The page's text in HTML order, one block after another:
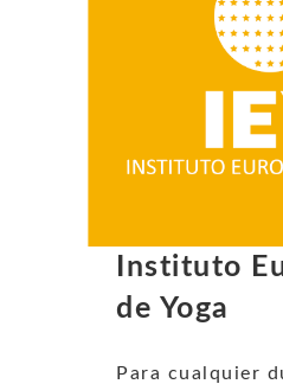
Instituto
de Yoga
Para cualquier